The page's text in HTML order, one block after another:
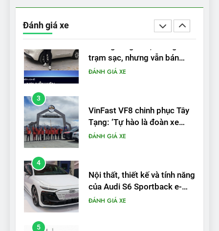
Đánh giá xe
‘Wuling Bingo ồn, không có
trạm sạc, nhưng vẫn bán
được nếu biết cách’
3
VinFast VF8 chinh phục Tây
bánh tại Trung Quốc’
4
Nội thất, thiết kế và tính năng
5
VinFast VF8 đạt 4 sao trong